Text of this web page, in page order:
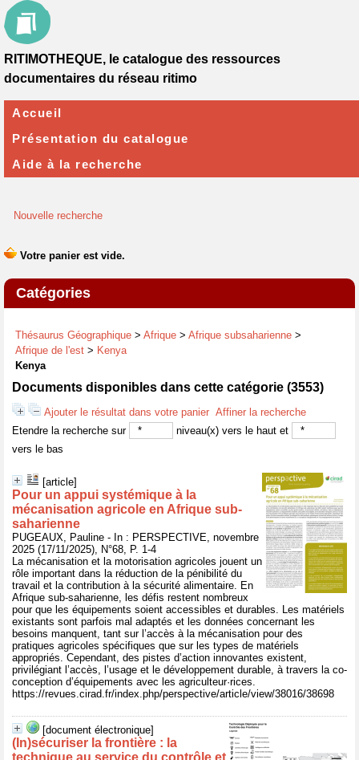
Nouvelle recherche
Catégories
Thésaurus Géographique > Afrique > Afrique subsaharienne >
Afrique de l'est > Kenya
Kenya
Documents disponibles dans cette catégorie (3553)
Ajouter le résultat dans votre panier Affiner la recherche
Etendre la recherche sur
niveau(x) vers le haut et
vers le bas
[article]
Pour un appui systémique à la
mécanisation agricole en Afrique sub-
saharienne
PUGEAUX, Pauline - In : PERSPECTIVE, novembre
2025 (17/11/2025), N°68, P. 1-4
La mécanisation et la motorisation agricoles jouent un
rôle important dans la réduction de la pénibilité du
travail et la contribution à la sécurité alimentaire. En
Afrique sub-saharienne, les défis restent nombreux
pour que les équipements soient accessibles et durables. Les matériels
existants sont parfois mal adaptés et les données concernant les
besoins manquent, tant sur l’accès à la mécanisation pour des
pratiques agricoles spécifiques que sur les types de matériels
appropriés. Cependant, des pistes d’action innovantes existent,
privilégiant l’accès, l’usage et le développement durable, à travers la co-
conception d’équipements avec les agriculteur·rices.
https://revues.cirad.fr/index.php/perspective/article/view/38016/38698
[document électronique]
(In)sécuriser la frontière : la
technique au service du contrôle et
RITIMOTHEQUE, le catalogue des ressources
documentaires du réseau ritimo
Accueil
Présentation du catalogue
Aide à la recherche